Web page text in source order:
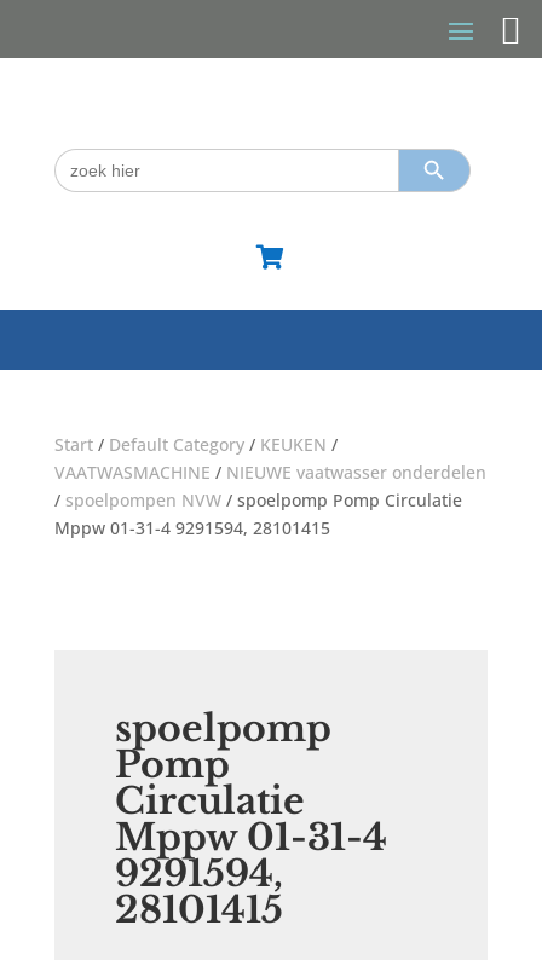
Zoek
naar:
Zoekknop

Start/ Default Category/ KEUKEN /
VAATWASMACHINE / NIEUWE vaatwasser onderdelen
/ spoelpompen NVW/ spoelpomp Pomp Circulatie
Mppw 01-31-4 9291594, 28101415
spoelpomp
Pomp
Circulatie
Mppw 01-31-4
9291594,
28101415